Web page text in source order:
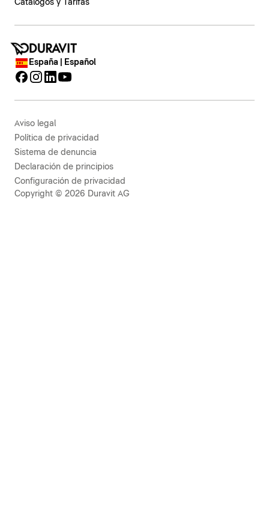
Catálogos y Tarifas
España | Español
Aviso legal
Política de privacidad
Sistema de denuncia
Declaración de principios
Configuración de privacidad
Copyright © 2026 Duravit AG